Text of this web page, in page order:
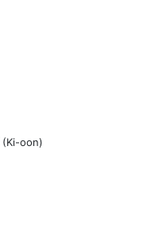
(Ki-oon)